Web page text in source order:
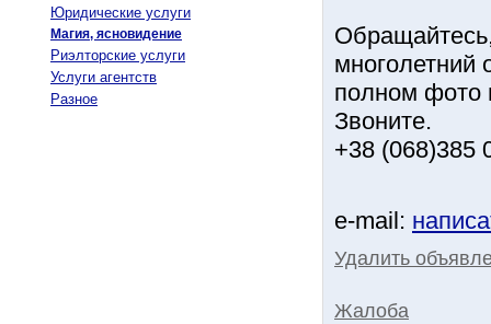
Юридические услуги
Магия, ясновидение
Риэлторские услуги
Услуги агентств
Разное
многолетний
полном фото
Звоните.
+38 (068)385
e-mail:
Удалить
Жалоба